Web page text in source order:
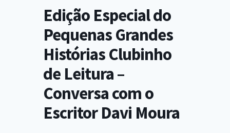
Edição Especial do
Pequenas Grandes
Histórias Clubinho
de Leitura –
Conversa com o
Escritor Davi Moura